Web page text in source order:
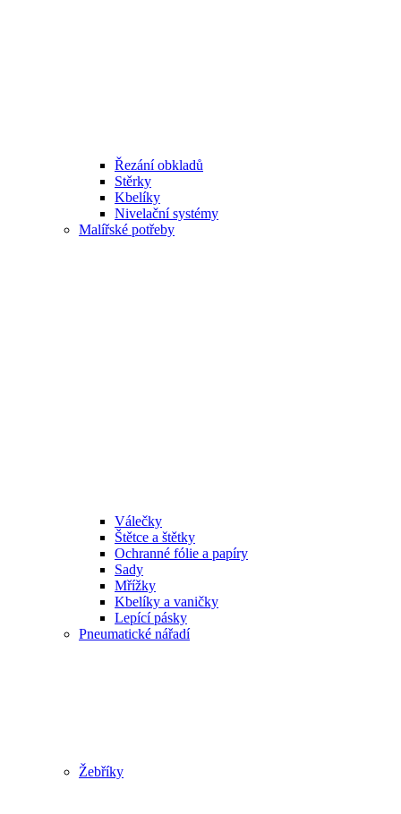
Řezání obkladů
Stěrky
Kbelíky
Nivelační systémy
Malířské potřeby
Válečky
Štětce a štětky
Ochranné fólie a papíry
Sady
Mřížky
Kbelíky a vaničky
Lepící pásky
Pneumatické nářadí
Žebříky